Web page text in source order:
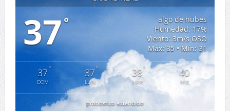
37°
algo de nubes
Humedad: 17%
Viento: 3m/s OSO
Máx: 35 • Mín: 31
37°
DOM
37°
LUN
38°
MAR
40°
MIE
pronóstico extendido